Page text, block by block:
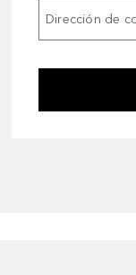
Dirección de